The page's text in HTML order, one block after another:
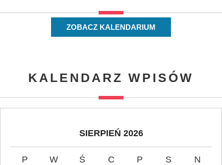
ZOBACZ KALENDARIUM
KALENDARZ WPISÓW
SIERPIEŃ 2026
P W Ś C P S
N